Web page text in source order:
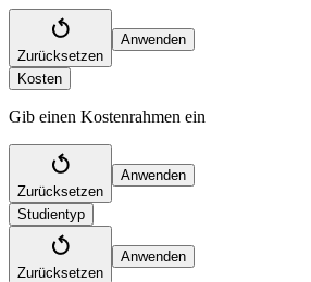
Zurücksetzen
Anwenden
Kosten
Gib einen Kostenrahmen ein
Zurücksetzen
Anwenden
Studientyp
Zurücksetzen
Anwenden